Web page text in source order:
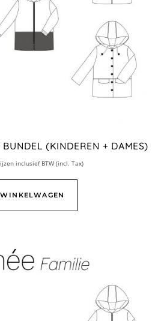
(KINDEREN + DAMES)
inclusief BTW (incl. Tax)